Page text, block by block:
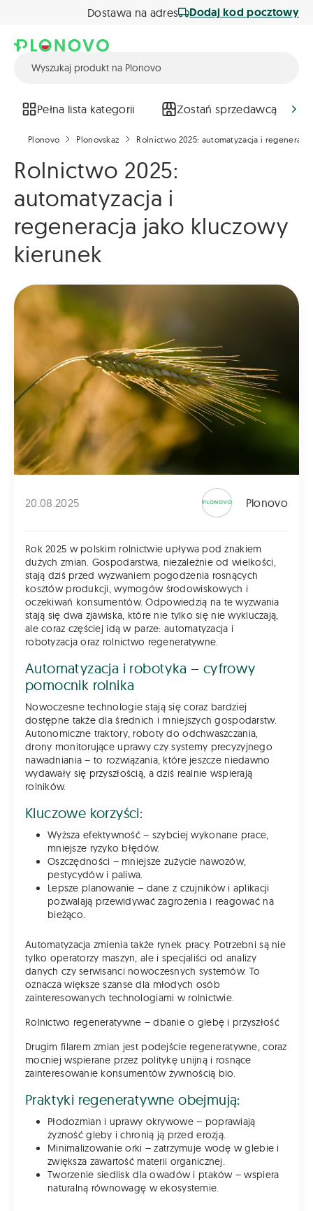
Dostawa na adres Dodaj kod pocztowy
Pełna lista kategorii Zostań sprzedawcą
Plonovo Plonovskaz Rolnictwo 2025: automatyzacja i
Rolnictwo 2025:
automatyzacja i
regeneracja jako kluczowy
kierunek
20.08.2025 Plonovo
Rok 2025 w polskim rolnictwie upływa pod znakiem
dużych zmian. Gospodarstwa, niezależnie od wielkości,
stają dziś przed wyzwaniem pogodzenia rosnących
kosztów produkcji, wymogów środowiskowych i
oczekiwań konsumentów. Odpowiedzią na te wyzwania
stają się dwa zjawiska, które nie tylko się nie wykluczają,
ale coraz częściej idą w parze: automatyzacja i
robotyzacja oraz rolnictwo regeneratywne.
Automatyzacja i robotyka – cyfrowy
pomocnik rolnika
Nowoczesne technologie stają się coraz bardziej
dostępne także dla średnich i mniejszych gospodarstw.
Autonomiczne traktory, roboty do odchwaszczania,
drony monitorujące uprawy czy systemy precyzyjnego
nawadniania – to rozwiązania, które jeszcze niedawno
wydawały się przyszłością, a dziś realnie wspierają
rolników.
Kluczowe korzyści:
Wyższa efektywność – szybciej wykonane prace,
mniejsze ryzyko błędów.
Oszczędności – mniejsze zużycie nawozów,
pestycydów i paliwa.
Lepsze planowanie – dane z czujników i aplikacji
pozwalają przewidywać zagrożenia i reagować na
bieżąco.
Automatyzacja zmienia także rynek pracy. Potrzebni są nie
tylko operatorzy maszyn, ale i specjaliści od analizy
danych czy serwisanci nowoczesnych systemów. To
oznacza większe szanse dla młodych osób
zainteresowanych technologiami w rolnictwie.
Rolnictwo regeneratywne – dbanie o glebę i przyszłość
Drugim filarem zmian jest podejście regeneratywne, coraz
mocniej wspierane przez politykę unijną i rosnące
zainteresowanie konsumentów żywnością bio.
Praktyki regeneratywne obejmują:
Płodozmian i uprawy okrywowe – poprawiają
żyzność gleby i chronią ją przed erozją.
Minimalizowanie orki – zatrzymuje wodę w glebie i
zwiększa zawartość materii organicznej.
Tworzenie siedlisk dla owadów i ptaków – wspiera
naturalną równowagę w ekosystemie.